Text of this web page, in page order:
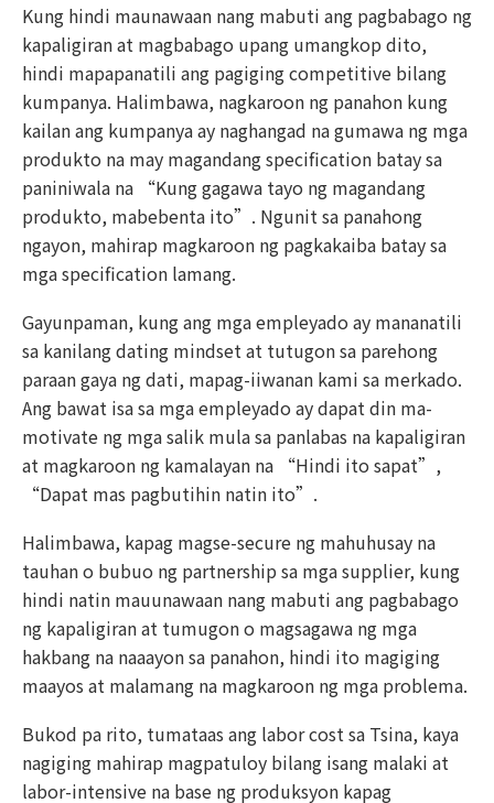
Kung hindi maunawaan nang mabuti ang pagbabago ng
kapaligiran at magbabago upang umangkop dito,
hindi mapapanatili ang pagiging competitive bilang
kumpanya. Halimbawa, nagkaroon ng panahon kung
kailan ang kumpanya ay naghangad na gumawa ng mga
produkto na may magandang specification batay sa
paniniwala na “Kung gagawa tayo ng magandang
produkto, mabebenta ito”. Ngunit sa panahong
ngayon, mahirap magkaroon ng pagkakaiba batay sa
mga specification lamang.
Gayunpaman, kung ang mga empleyado ay mananatili
sa kanilang dating mindset at tutugon sa parehong
paraan gaya ng dati, mapag-iiwanan kami sa merkado.
Ang bawat isa sa mga empleyado ay dapat din ma-
motivate ng mga salik mula sa panlabas na kapaligiran
at magkaroon ng kamalayan na “Hindi ito sapat”,
“Dapat mas pagbutihin natin ito”.
Halimbawa, kapag magse-secure ng mahuhusay na
tauhan o bubuo ng partnership sa mga supplier, kung
hindi natin mauunawaan nang mabuti ang pagbabago
ng kapaligiran at tumugon o magsagawa ng mga
hakbang na naaayon sa panahon, hindi ito magiging
maayos at malamang na magkaroon ng mga problema.
Bukod pa rito, tumataas ang labor cost sa Tsina, kaya
nagiging mahirap magpatuloy bilang isang malaki at
labor-intensive na base ng produksyon kapag